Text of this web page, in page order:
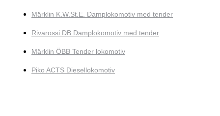
Märklin K.W.St.E. Damplokomotiv med tender
Rivarossi DB Damplokomotiv med tender
Märklin ÖBB Tender lokomotiv
Piko ACTS Diesellokomotiv